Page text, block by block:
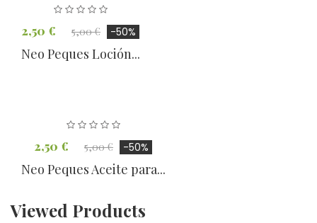
2,50 € 5,00 € -50%
Neo Peques Loción...
2,50 € 5,00 € -50%
Neo Peques Aceite para...
Viewed Products